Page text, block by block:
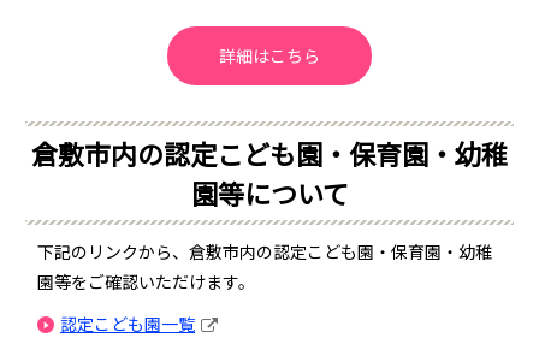
詳細はこちら
倉敷市内の認定こども園・保育園・幼稚
園等について
下記のリンクから、倉敷市内の認定こども園・保育園・幼稚
園等をご確認いただけます。
認定こども園一覧